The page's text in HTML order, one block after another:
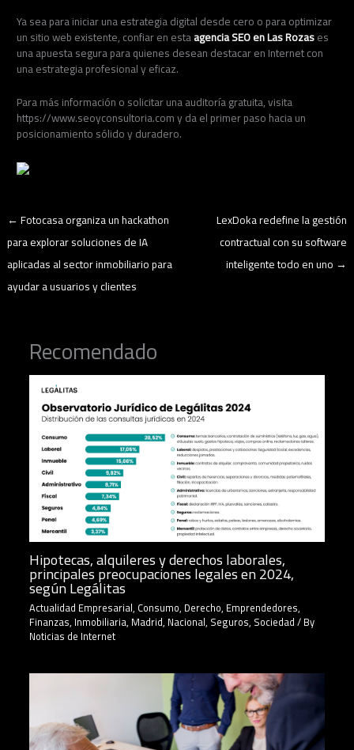
Ya sea para iniciar una estrategia digital desde cero o para optimizar
un sitio web existente, confiar en estaagencia SEO en Las Rozases
una apuesta segura para quienes desean destacar en Internet con
una estrategia profesional y eficaz.
Para más información o solicitar una auditoría gratuita, visita
https://www.seoyconsultoria.com y da el primer paso hacia un
posicionamiento sólido y duradero.
←Fotocasa organiza un hackathon
para explorar soluciones de IA
aplicadas al sector inmobiliario para
ayudar a usuarios y clientes
LexDoka redefine la gestión
contractual con su software
inteligente todo en uno →
Recomendado
Hipotecas, alquileres y derechos laborales,
principales preocupaciones legales en 2024,
según Legálitas
Actualidad Empresarial, Consumo, Derecho, Emprendedores,
Finanzas, Inmobiliaria, Madrid, Nacional, Seguros, Sociedad/ By
Noticias de Internet